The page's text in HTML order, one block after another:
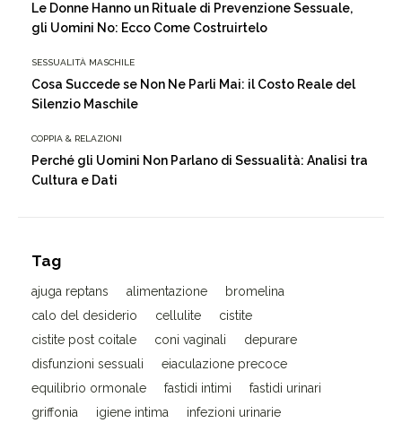
Le Donne Hanno un Rituale di Prevenzione Sessuale,
gli Uomini No: Ecco Come Costruirtelo
SESSUALITÀ MASCHILE
Cosa Succede se Non Ne Parli Mai: il Costo Reale del
Silenzio Maschile
COPPIA & RELAZIONI
Perché gli Uomini Non Parlano di Sessualità: Analisi tra
Cultura e Dati
Tag
ajuga reptans alimentazione
bromelina
calo del desiderio
cellulite
cistite
cistite post coitale
coni vaginali
depurare
disfunzioni sessuali
eiaculazione precoce
equilibrio ormonale
fastidi intimi
fastidi urinari
griffonia
igiene intima
infezioni urinarie